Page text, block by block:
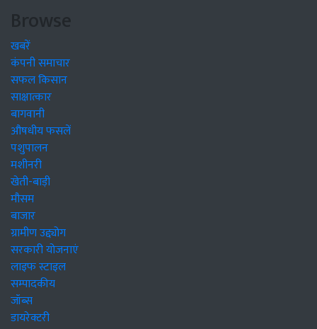
Browse
खबरें
कंपनी समाचार
सफल किसान
साक्षात्कार
बागवानी
औषधीय फसलें
पशुपालन
मशीनरी
खेती-बाड़ी
मौसम
बाजार
ग्रामीण उद्द्योग
सरकारी योजनाएं
लाइफ स्टाइल
सम्पादकीय
जॉब्स
डायरेक्टरी